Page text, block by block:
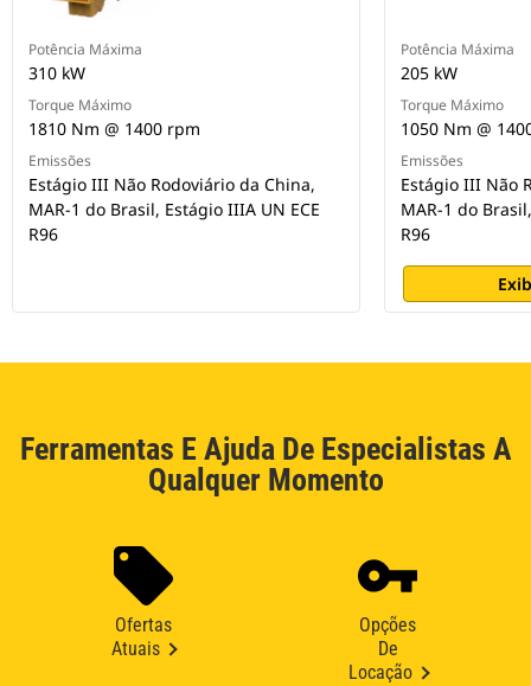
Potência Máxima
310 kW
Torque Máximo
1810 Nm @ 1400 rpm
Emissões
Estágio III Não Rodoviário da China,
MAR-1 do Brasil, Estágio IIIA UN ECE
R96
Potência Máxima
205 kW
Torque Máximo
1050 Nm @
Emissões
Estágio III Não
MAR-1 do
R96
Ferramentas E Ajuda De Especialistas A
Qualquer Momento
Ofertas
Atuais
Opções
De
Locação